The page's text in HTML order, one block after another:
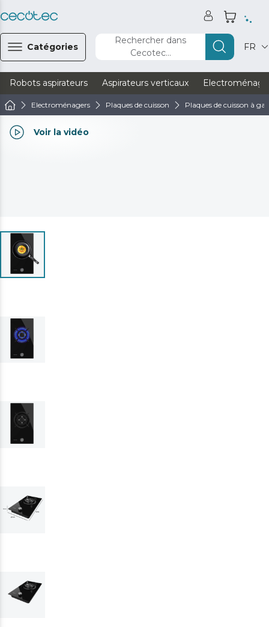
Catégories
Rechercher dans
Cecotec...
FR
Robots aspirateurs Aspirateurs verticaux
Electroménagers Plaques de cuisson Plaques de cuisson à gaz
Voir la vidéo